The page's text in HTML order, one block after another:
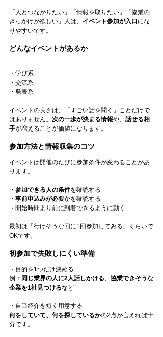
「人とつながりたい」「情報を取りたい」「協業の
きっかけが欲しい」人は、 イベント参加が入口にな
りやすいです。
どんなイベントがあるか
・学び系
・交流系
・発表系
イベントの良さは、「すごい話を聞く」ことだけで
はありません。 次の一歩が決まる情報や、 話せる相
手が増えることが価値になります。
参加方法と情報収集のコツ
イベントは開催のたびに参加条件が変わることがあ
ります。
・ 参加できる人の条件を確認する
・ 事前申込みが必要かを確認する
・開始時間より前に到着できるように動く
最初は「行けそうな回に1回参加してみる」くらいで
OKです。
初参加で失敗しにくい準備
・目的を1つだけ決める
例： 同じ業界の人に2人話しかける
協業できそうな
企業を1社見つけるなど
・自己紹介を短く用意する
何をしていて、何を探しているかの2点が言えれば十
分です。